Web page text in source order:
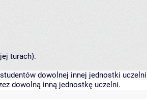
turach).
dowolnej innej jednostki
dowolną inną jednostkę uczelni.